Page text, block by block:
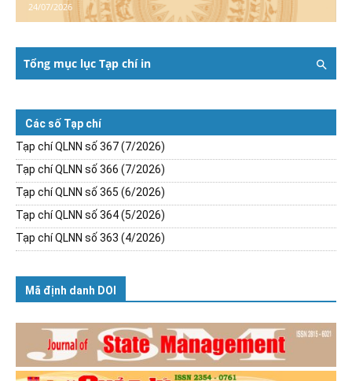
24/07/2026
Tổng mục lục Tạp chí in
Các số Tạp chí
Tạp chí QLNN số 367 (7/2026)
Tạp chí QLNN số 366 (7/2026)
Tạp chí QLNN số 365 (6/2026)
Tạp chí QLNN số 364 (5/2026)
Tạp chí QLNN số 363 (4/2026)
Mã định danh DOI